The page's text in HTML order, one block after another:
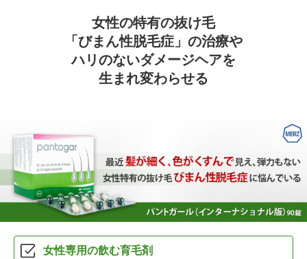
女性の特有の抜け毛
「びまん性脱毛症」の治療や
ハリのないダメージヘアを
生まれ変わらせる
女性専用の飲む育毛剤